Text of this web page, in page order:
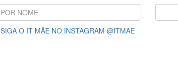
SIGA O IT MÃE NO INSTAGRAM @ITMAE